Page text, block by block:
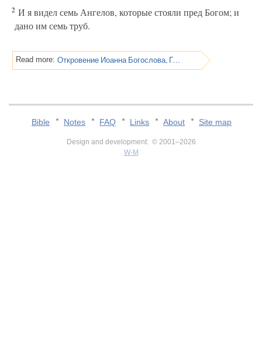
2 И я видел семь Ангелов, которые стояли пред Богом; и
дано им семь труб.
Read more: Откровение Иоанна Богослова, Глава 8
Bible Notes FAQ Links About Site map
Design and development: © 2001–2026
W-M